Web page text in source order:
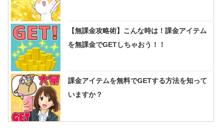
【無課金攻略術】こんな時は！課金アイテム
を無課金でGETしちゃおう！！
課金アイテムを無料でGETする方法を知って
いますか？